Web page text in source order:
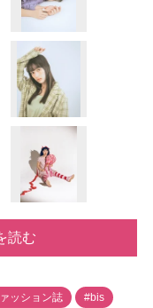
読む
ッション誌 #bis